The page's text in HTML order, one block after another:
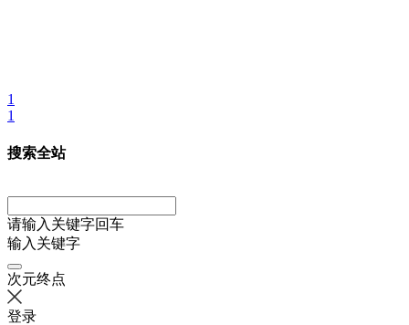
1
1
搜索全站
请输入关键字回车
输入关键字
次元终点
登录